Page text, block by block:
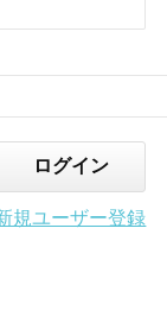
規ユーザー登録